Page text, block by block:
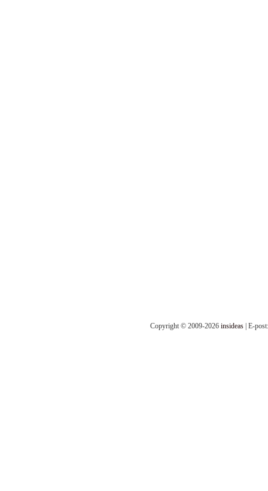
Copyright © 2009-2026 insideas | E-